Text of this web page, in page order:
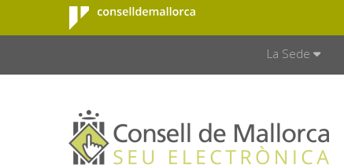
Saltar al contenido principal
Consell de
Mallorca
La Sede